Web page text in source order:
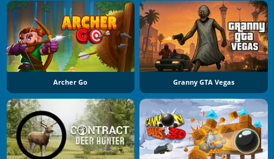
Archer Go Granny GTA Vegas